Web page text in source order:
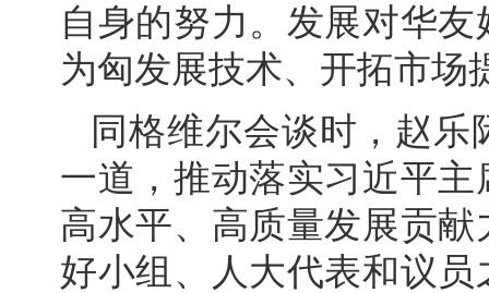
自身的努力。发展对华
为匈发展技术、开拓市场
同格维尔会谈时，赵
一道，推动落实习近平
高水平、高质量发展贡
好小组、人大代表和议